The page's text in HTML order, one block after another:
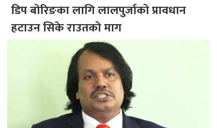
डिप बोरिङका लागि लालपुर्जाको प्रावधान
हटाउन सिके राउतको माग